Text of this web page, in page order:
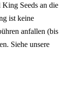
Seeds an die
ist keine
anfallen (bis
Siehe unsere